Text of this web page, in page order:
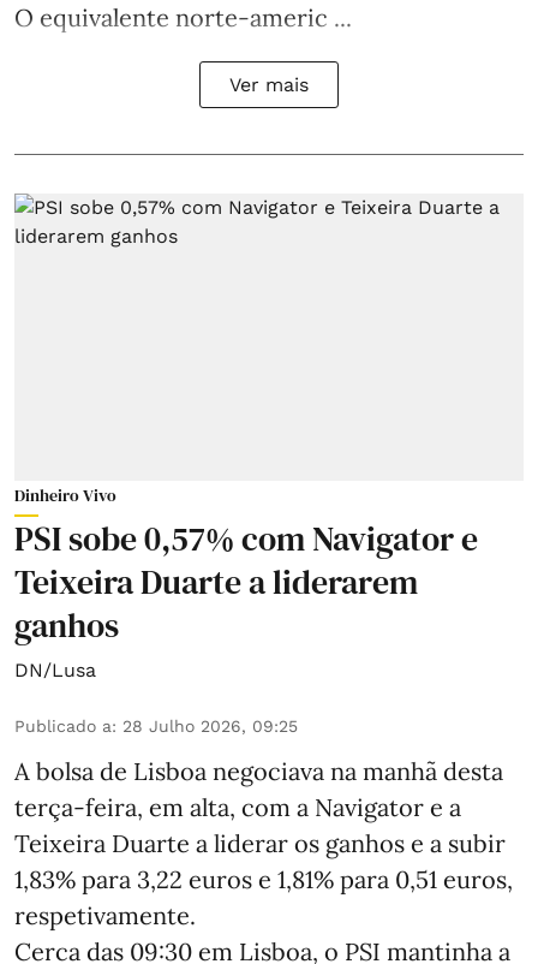
O equivalente norte-americ ...
Ver mais
Dinheiro Vivo
PSI sobe 0,57% com Navigator e
Teixeira Duarte a liderarem
ganhos
DN/Lusa
Publicado a: 28 Julho 2026, 09:25
A bolsa de Lisboa negociava na manhã desta
terça-feira, em alta, com a Navigator e a
Teixeira Duarte a liderar os ganhos e a subir
1,83% para 3,22 euros e 1,81% para 0,51 euros,
respetivamente.
Cerca das 09:30 em Lisboa, o PSI mantinha a